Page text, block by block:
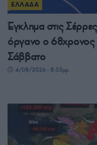
ΕΛΛΑΔΑ
Έγκλημα στις
όργανο ο 68χρονος
Σάββατο
4/08/2026 - 8:55μμ